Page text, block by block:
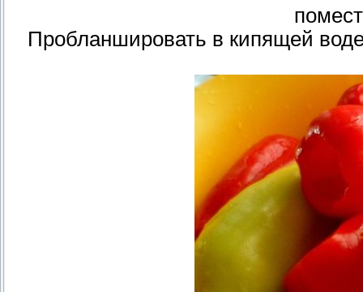
Пробланшировать в кипящей